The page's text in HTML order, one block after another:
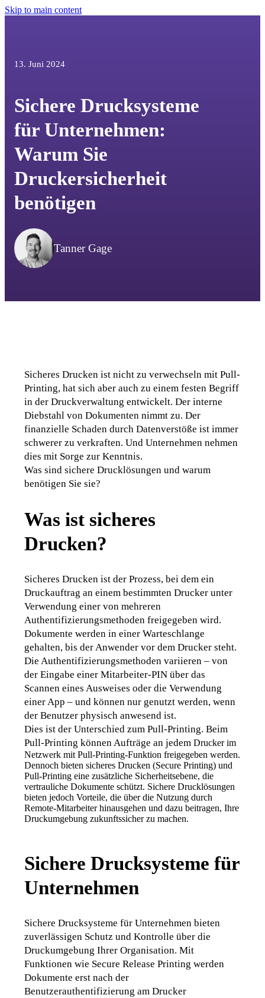
Skip to main content
13. Juni 2024
Sichere Drucksysteme
für Unternehmen:
Warum Sie
Druckersicherheit
benötigen
Tanner Gage
Sicheres Drucken ist nicht zu verwechseln mit Pull-
Printing, hat sich aber auch zu einem festen Begriff
in der Druckverwaltung entwickelt. Der interne
Diebstahl von Dokumenten nimmt zu. Der
finanzielle Schaden durch Datenverstöße ist immer
schwerer zu verkraften. Und Unternehmen nehmen
dies mit Sorge zur Kenntnis.
Was sind sichere Drucklösungen und warum
benötigen Sie sie?
Was ist sicheres
Drucken?
Sicheres Drucken ist der Prozess, bei dem ein
Druckauftrag an einem bestimmten Drucker unter
Verwendung einer von mehreren
Authentifizierungsmethoden freigegeben wird.
Dokumente werden in einer Warteschlange
gehalten, bis der Anwender vor dem Drucker steht.
Die Authentifizierungsmethoden variieren – von
der Eingabe einer Mitarbeiter-PIN über das
Scannen eines Ausweises oder die Verwendung
einer App – und können nur genutzt werden, wenn
der Benutzer physisch anwesend ist.
Dies ist der Unterschied zum Pull-Printing. Beim
Pull-Printing können Aufträge an jedem Drucker im
Netzwerk mit Pull-Printing-Funktion freigegeben werden.
Dennoch bieten sicheres Drucken (Secure Printing) und
Pull-Printing eine zusätzliche Sicherheitsebene, die
vertrauliche Dokumente schützt. Sichere Drucklösungen
bieten jedoch Vorteile, die über die Nutzung durch
Remote-Mitarbeiter hinausgehen und dazu beitragen, Ihre
Druckumgebung zukunftssicher zu machen.
Sichere Drucksysteme für
Unternehmen
Sichere Drucksysteme für Unternehmen bieten
zuverlässigen Schutz und Kontrolle über die
Druckumgebung Ihrer Organisation. Mit
Funktionen wie Secure Release Printing werden
Dokumente erst nach der
Benutzerauthentifizierung am Drucker